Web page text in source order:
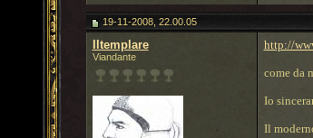
19-11-2008, 22.00.05
Iltemplare
Viandante
http://
come da
Io
Il